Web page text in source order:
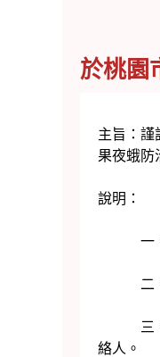
於桃園
主旨：謹
果夜蛾防
說明：
一、檢
二、請
三、適
絡人。